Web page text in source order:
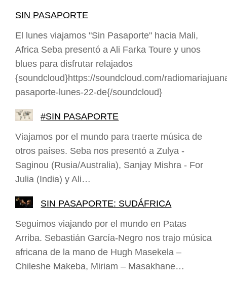
SIN PASAPORTE
El lunes viajamos "Sin Pasaporte" hacia Mali,
Africa Seba presentó a Ali Farka Toure y unos
blues para disfrutar relajados
{soundcloud}https://soundcloud.com/
pasaporte-lunes-22-de{/soundcloud}
#SIN PASAPORTE
Viajamos por el mundo para traerte música de
otros países. Seba nos presentó a Zulya -
Saginou (Rusia/Australia), Sanjay Mishra - For
Julia (India) y Ali…
SIN PASAPORTE: SUDÁFRICA
Seguimos viajando por el mundo en Patas
Arriba. Sebastián García-Negro nos trajo música
africana de la mano de Hugh Masekela –
Chileshe Makeba, Miriam – Masakhane…